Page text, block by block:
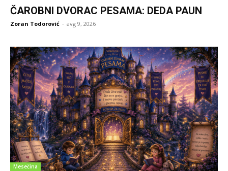
ČAROBNI DVORAC PESAMA: DEDA PAUN
Zoran Todorović - avg 9, 2026
Mesečina